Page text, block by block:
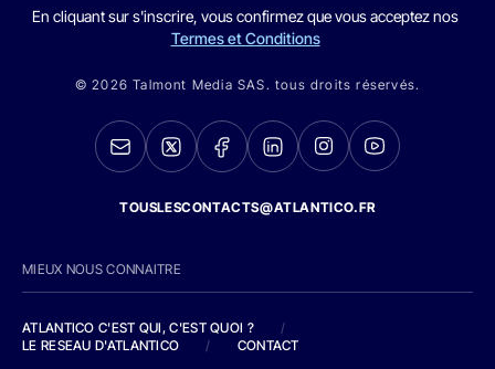
En cliquant sur s'inscrire, vous confirmez que vous acceptez nos
Termes et Conditions
© 2026 Talmont Media SAS. tous droits réservés.
TOUSLESCONTACTS@ATLANTICO.FR
MIEUX NOUS CONNAITRE
ATLANTICO C'EST QUI, C'EST QUOI ?
/
LE RESEAU D'ATLANTICO
/ CONTACT